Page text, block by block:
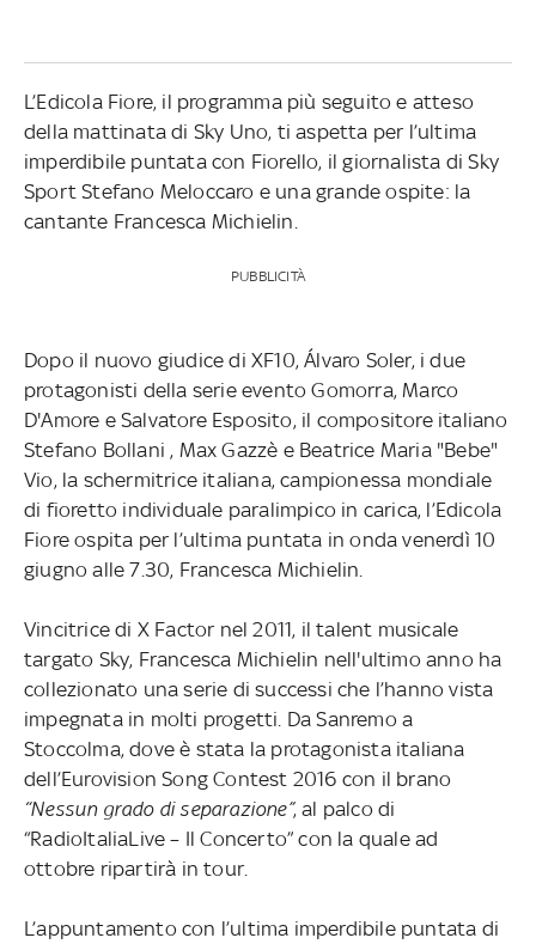
L’Edicola Fiore, il programma più seguito e atteso
della mattinata di Sky Uno, ti aspetta per l’ultima
imperdibile puntata con Fiorello, il giornalista di Sky
Sport Stefano Meloccaro e una grande ospite: la
cantante Francesca Michielin.
PUBBLICITÀ
Dopo il nuovo giudice di XF10, Álvaro Soler, i due
protagonisti della serie evento Gomorra, Marco
D'Amore e Salvatore Esposito, il compositore italiano
Stefano Bollani , Max Gazzè e Beatrice Maria "Bebe"
Vio, la schermitrice italiana, campionessa mondiale
di fioretto individuale paralimpico in carica, l’Edicola
Fiore ospita per l’ultima puntata in onda venerdì 10
giugno alle 7.30, Francesca Michielin.
Vincitrice di X Factor nel 2011, il talent musicale
targato Sky, Francesca Michielin nell'ultimo anno ha
collezionato una serie di successi che l’hanno vista
impegnata in molti progetti. Da Sanremo a
Stoccolma, dove è stata la protagonista italiana
dell’Eurovision Song Contest 2016 con il brano
“Nessun grado di separazione”, al palco di
“RadioItaliaLive – Il Concerto” con la quale ad
ottobre ripartirà in tour.
L’appuntamento con l’ultima imperdibile puntata di